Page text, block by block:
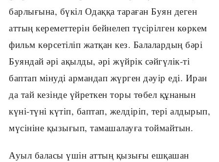
барлығына, бүкіл Одаққа тараған Буян деген
аттың кереметтерін бейнелеп түсірілген көркем
фильм көрсетіліп жатқан кез. Балалардың бәрі
Буяндай әрі ақылды, әрі жүйрік сәйгүлік-ті
баптап мінуді армандап жүрген дәуір еді. Иран
да тай кезінде үйреткен торы төбел құнанын
күні-түні күтіп, баптап, желдіріп, тері алдырып,
мүсініне қызығып, тамашалауға тоймайтын.
Ауыл баласы үшін аттың қызығы ешқашан